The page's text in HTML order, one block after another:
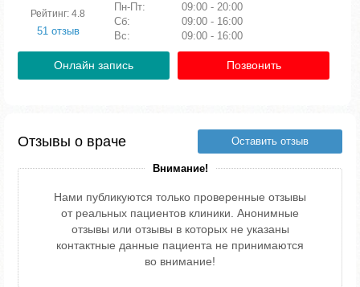
Рейтинг: 4.8
51 отзыв
Пн-Пт:
09:00 - 20:00
Сб:
09:00 - 16:00
Вс:
09:00 - 16:00
Онлайн запись Позвонить
Отзывы о враче Оставить отзыв
Внимание!
Нами публикуются только проверенные отзывы
от реальных пациентов клиники. Анонимные
отзывы или отзывы в которых не указаны
контактные данные пациента не принимаются
во внимание!